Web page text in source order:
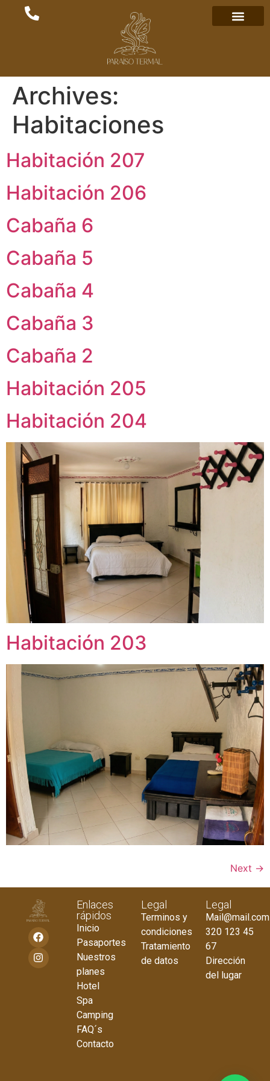
Archives:
Habitaciones
Habitación 207
Habitación 206
Cabaña 6
Cabaña 5
Cabaña 4
Cabaña 3
Cabaña 2
Habitación 205
Habitación 204
Habitación 203
Next →
Enlaces
rápidos
Inicio
Pasaportes
Nuestros
planes
Hotel
Spa
Camping
FAQ´s
Contacto
Legal
Terminos y
condiciones
Tratamiento
de datos
Legal
Mail@mail.com
320 123 45
67
Dirección
del lugar